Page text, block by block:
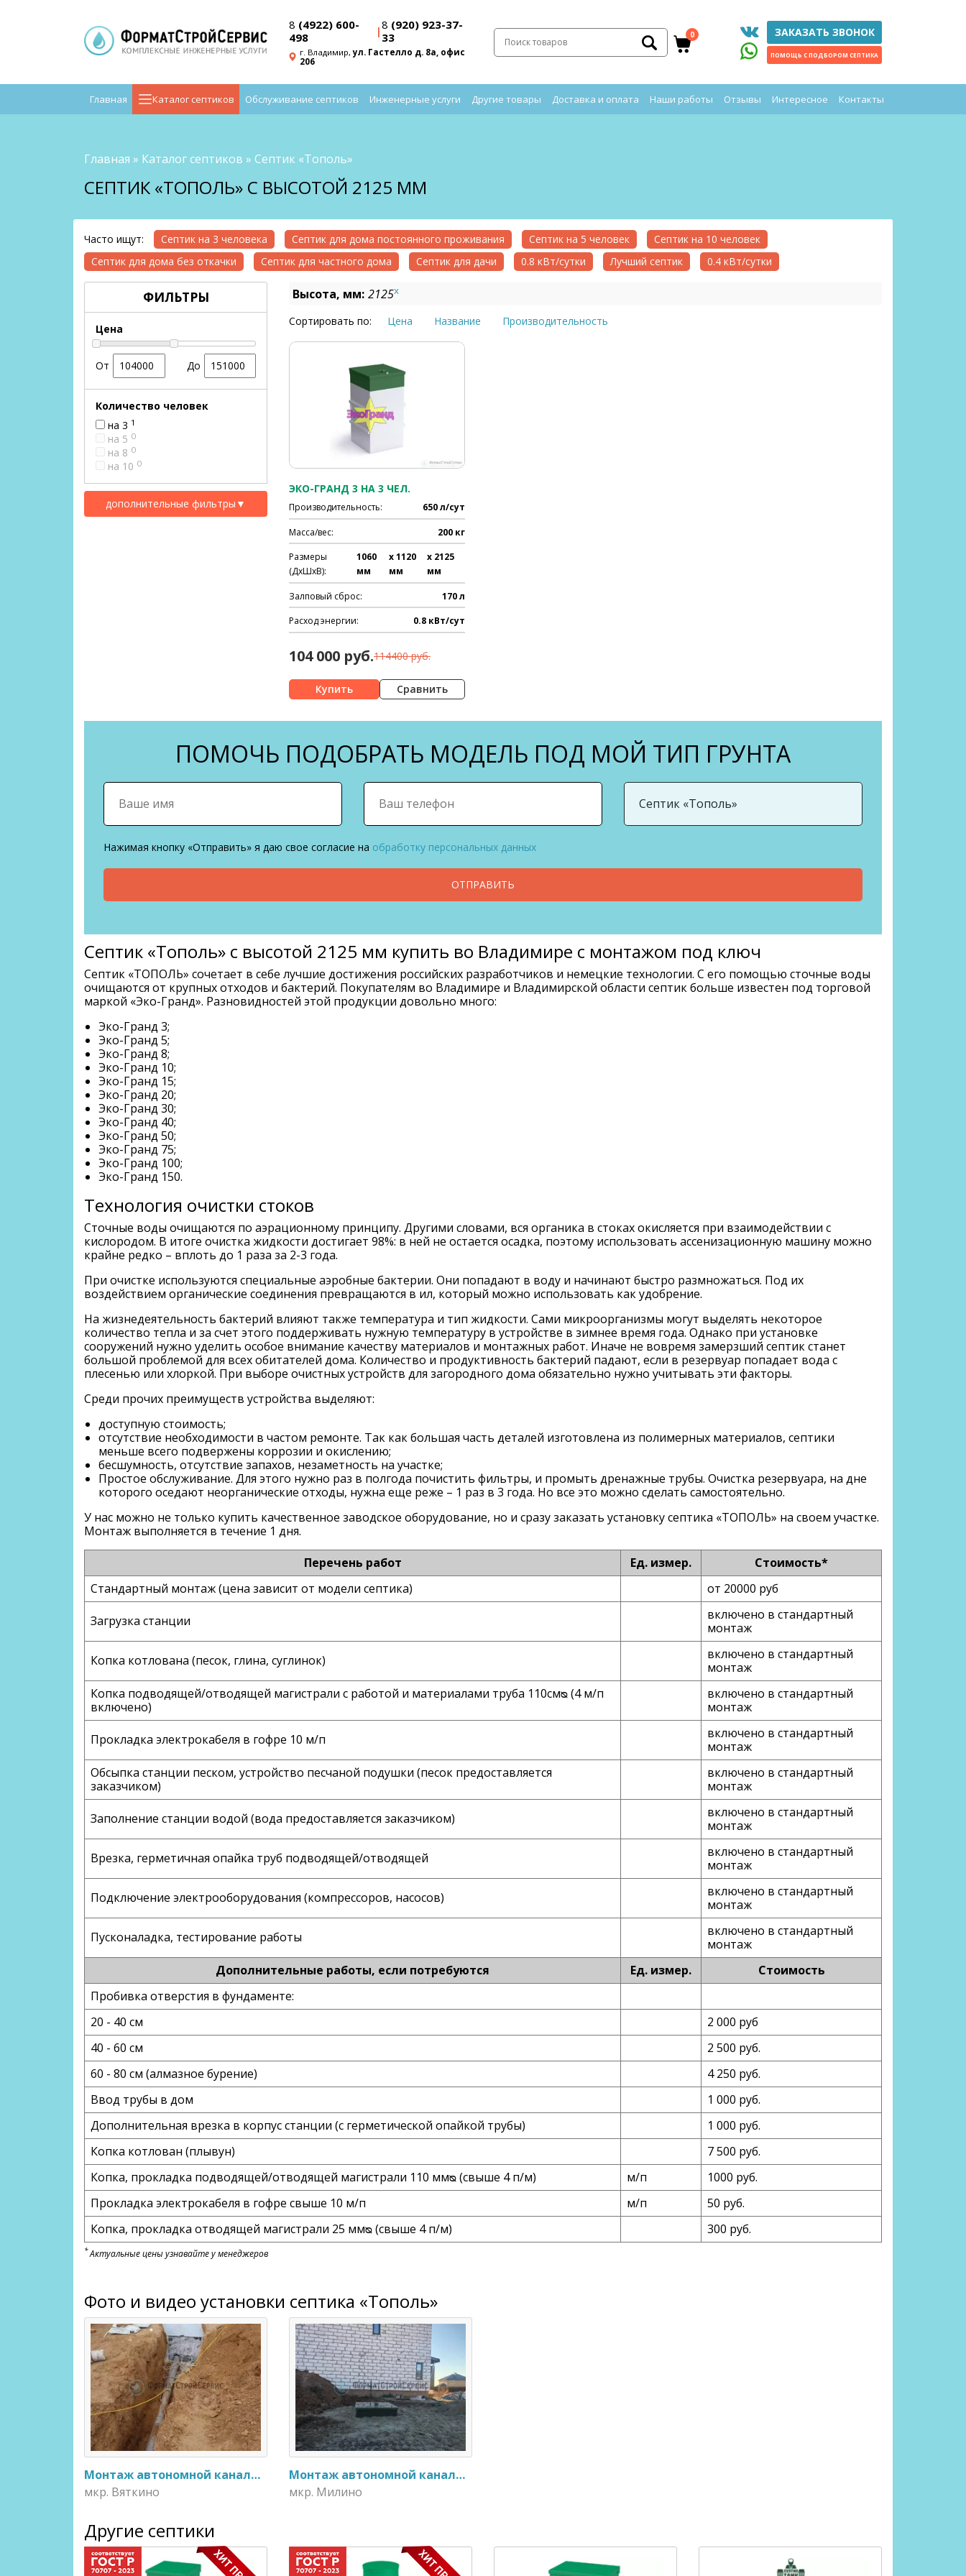
8 (4922) 600-
498
|8 (920) 923-37-
33
г. Владимир,ул. Гастелло д. 8а, офис
206
0 ЗАКАЗАТЬ ЗВОНОК
ПОМОЩЬ С ПОДБОРОМ СЕПТИКА
Главная Каталог септиков Обслуживание септиков Инженерные услуги Другие товары Доставка и оплата Наши работы Отзывы Интересное Контакты
Главная » Каталог септиков » Септик «Тополь»
СЕПТИК «ТОПОЛЬ» С ВЫСОТОЙ 2125 ММ
Часто ищут: Септик на 3 человека Септик для дома постоянного проживания Септик на 5 человек
Септик на 10 человек
Септик для дома без откачки
Септик для частного дома Септик для дачи 0.8 кВт/сутки Лучший септик 0.4 кВт/сутки
ФИЛЬТРЫ
Цена
От До
Количество человек
на 3 1
на 5 0
на 8 0
на 10 0
дополнительные фильтры ▼
Высота, мм: 2125x
Сортировать по: Цена Название Производительность
ЭКО-ГРАНД 3 НА 3 ЧЕЛ.
Производительность: 650 л/сут
Масса/вес: 200 кг
Размеры
(ДхШхВ):
1060
мм
x 1120
мм
x 2125
мм
Залповый сброс: 170 л
Расход энергии: 0.8 кВт/сут
104 000 руб.114400 руб.
Сравнить
ПОМОЧЬ ПОДОБРАТЬ МОДЕЛЬ ПОД МОЙ ТИП ГРУНТА
Нажимая кнопку «Отправить» я даю свое согласие на обработку персональных данных
ОТПРАВИТЬ
Септик «Тополь» с высотой 2125 мм купить во Владимире с монтажом под ключ
Септик «ТОПОЛЬ» сочетает в себе лучшие достижения российских разработчиков и немецкие технологии. С его помощью сточные воды
очищаются от крупных отходов и бактерий. Покупателям во Владимире и Владимирской области септик больше известен под торговой
маркой «Эко-Гранд». Разновидностей этой продукции довольно много:
Эко-Гранд 3;
Эко-Гранд 5;
Эко-Гранд 8;
Эко-Гранд 10;
Эко-Гранд 15;
Эко-Гранд 20;
Эко-Гранд 30;
Эко-Гранд 40;
Эко-Гранд 50;
Эко-Гранд 75;
Эко-Гранд 100;
Эко-Гранд 150.
Технология очистки стоков
Сточные воды очищаются по аэрационному принципу. Другими словами, вся органика в стоках окисляется при взаимодействии с
кислородом. В итоге очистка жидкости достигает 98%: в ней не остается осадка, поэтому использовать ассенизационную машину можно
крайне редко – вплоть до 1 раза за 2-3 года.
При очистке используются специальные аэробные бактерии. Они попадают в воду и начинают быстро размножаться. Под их
воздействием органические соединения превращаются в ил, который можно использовать как удобрение.
На жизнедеятельность бактерий влияют также температура и тип жидкости. Сами микроорганизмы могут выделять некоторое
количество тепла и за счет этого поддерживать нужную температуру в устройстве в зимнее время года. Однако при установке
сооружений нужно уделить особое внимание качеству материалов и монтажных работ. Иначе не вовремя замерзший септик станет
большой проблемой для всех обитателей дома. Количество и продуктивность бактерий падают, если в резервуар попадает вода с
плесенью или хлоркой. При выборе очистных устройств для загородного дома обязательно нужно учитывать эти факторы.
Среди прочих преимуществ устройства выделяют:
доступную стоимость;
отсутствие необходимости в частом ремонте. Так как большая часть деталей изготовлена из полимерных материалов, септики
меньше всего подвержены коррозии и окислению;
бесшумность, отсутствие запахов, незаметность на участке;
Простое обслуживание. Для этого нужно раз в полгода почистить фильтры, и промыть дренажные трубы. Очистка резервуара, на дне
которого оседают неорганические отходы, нужна еще реже – 1 раз в 3 года. Но все это можно сделать самостоятельно.
У нас можно не только купить качественное заводское оборудование, но и сразу заказать установку септика «ТОПОЛЬ» на своем участке.
Монтаж выполняется в течение 1 дня.
Перечень работ
Ед. измер.
Стоимость*
Стандартный монтаж (цена зависит от модели септика)
от 20000 руб
Загрузка станции
включено в стандартный
монтаж
Копка котлована (песок, глина, суглинок)
включено в стандартный
монтаж
Копка подводящей/отводящей магистрали с работой и материалами труба 110смᴓ (4 м/п
включено)
включено в стандартный
монтаж
Прокладка электрокабеля в гофре 10 м/п
включено в стандартный
монтаж
Обсыпка станции песком, устройство песчаной подушки (песок предоставляется
заказчиком)
включено в стандартный
монтаж
Заполнение станции водой (вода предоставляется заказчиком)
включено в стандартный
монтаж
Врезка, герметичная опайка труб подводящей/отводящей
включено в стандартный
монтаж
Подключение электрооборудования (компрессоров, насосов)
включено в стандартный
монтаж
Пусконаладка, тестирование работы
включено в стандартный
монтаж
Дополнительные работы, если потребуются
Ед. измер.
Стоимость
Пробивка отверстия в фундаменте:
20 - 40 см
2 000 руб
40 - 60 см
2 500 руб.
60 - 80 см (алмазное бурение)
4 250 руб.
Ввод трубы в дом
1 000 руб.
Дополнительная врезка в корпус станции (с герметической опайкой трубы)
1 000 руб.
Копка котлован (плывун)
7 500 руб.
Копка, прокладка подводящей/отводящей магистрали 110 ммᴓ (свыше 4 п/м)
м/п
1000 руб.
Прокладка электрокабеля в гофре свыше 10 м/п
м/п
50 руб.
Копка, прокладка отводящей магистрали 25 ммᴓ (свыше 4 п/м)
300 руб.
*Актуальные цены узнавайте у менеджеров
Фото и видео установки септика «Тополь»
Монтаж автономной канализации Тополь 5
мкр. Вяткино
Монтаж автономной канализации Тополь 8
мкр. Милино
Другие септики